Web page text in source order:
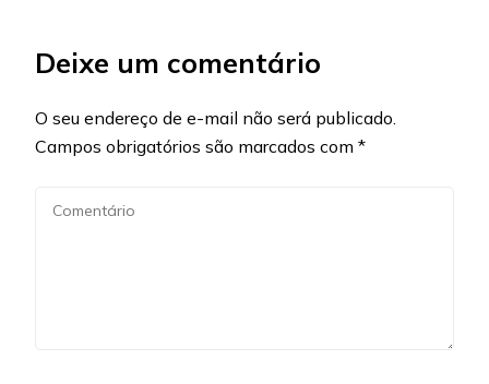
Deixe um comentário
O seu endereço de e-mail não será publicado.
Campos obrigatórios são marcados com *